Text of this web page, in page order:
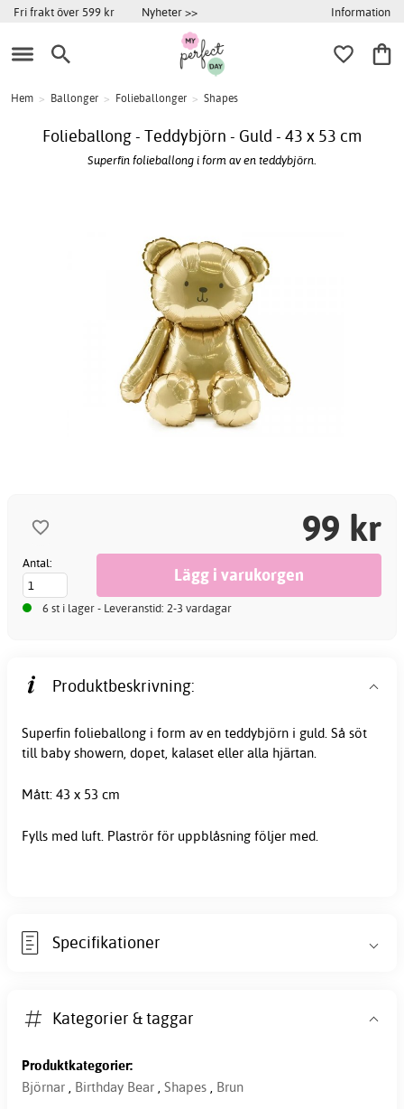
Fri frakt över 599 kr Nyheter >> Information
Hem > Ballonger > Folieballonger > Shapes
Folieballong - Teddybjörn - Guld - 43 x 53 cm
Superfin folieballong i form av en teddybjörn.
99 kr
Antal:
6 st i lager - Leveranstid: 2-3 vardagar
Produktbeskrivning:
Superfin folieballong i form av en teddybjörn i guld. Så söt
till baby showern, dopet, kalaset eller alla hjärtan.
Mått: 43 x 53 cm
Fylls med luft. Plaströr för uppblåsning följer med.
Specifikationer
Kategorier & taggar
Produktkategorier:
Björnar , Birthday Bear , Shapes , Brun